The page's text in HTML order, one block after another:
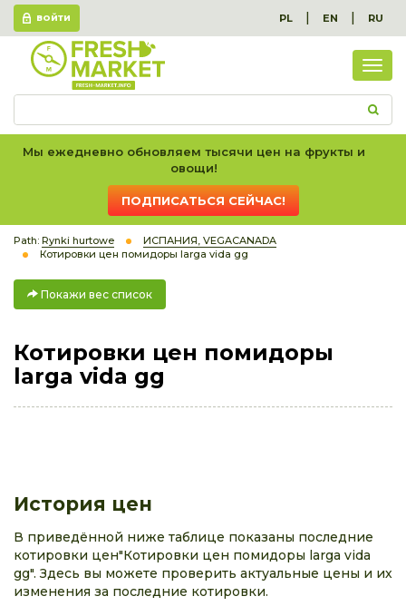
ВОЙТИ PL | EN | RU
вес
Мы ежедневно обновляем тысячи цен на фрукты и
овощи!
ПОДПИСАТЬСЯ СЕЙЧАС!
Path: Rynki hurtowe
ИСПАНИЯ, VEGACANADA
Котировки цен помидоры larga vida gg
Покажи вес список
Котировки цен помидоры
larga vida gg
История цен
В приведённой ниже таблице показаны последние
котировки цен"Котировки цен помидоры larga vida
gg". Здесь вы можете проверить актуальные цены и их
изменения за последние котировки.